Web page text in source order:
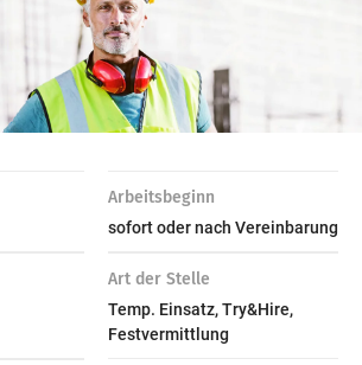
Arbeitsbeginn
sofort oder nach Vereinbarung
Art der Stelle
Temp. Einsatz, Try&Hire,
Festvermittlung